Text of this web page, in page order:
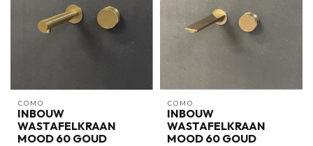
COMO
INBOUW
WASTAFELKRAAN
MOOD 60 GOUD
COMO
INBOUW
WASTAFELKRAAN
MOOD 60 GOUD